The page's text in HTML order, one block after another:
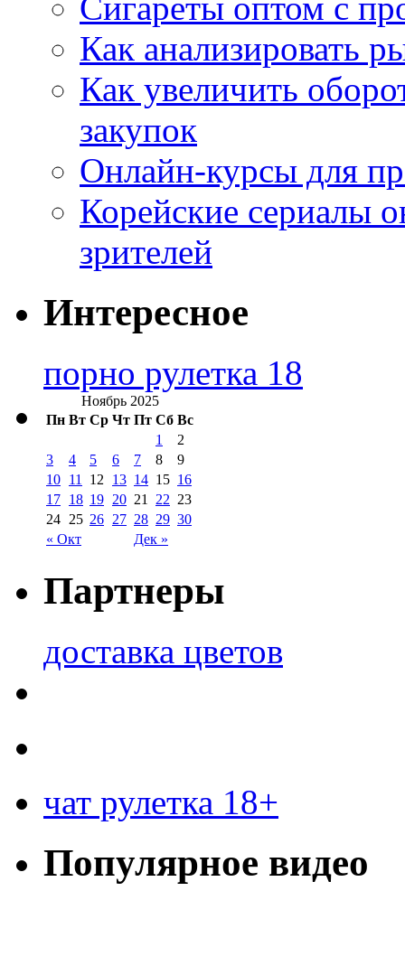
Сигареты оптом с
Как анализировать
Как увеличить
закупок
Онлайн-курсы для
Корейские сериалы
зрителей
Интересное
порно рулетка 18
Ноябрь 2025
Пн Вт Ср Чт Пт Сб Вс
« Окт Дек »
1
2
3
4 5 6 7 8
9
10 11 12 13 14 15 16
17 18 19 20 21 22 23
24 25 26 27 28 29 30
Партнеры
доставка цветов
чат рулетка 18+
Популярное видео